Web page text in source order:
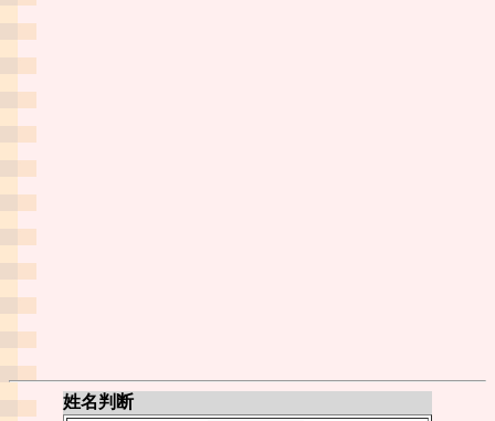
姓名判断